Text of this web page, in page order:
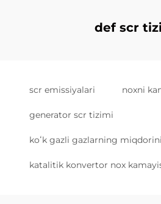
def scr
scr emissiyalari noxni
generator scr tizimi
koʻk gazli gazlarning
katalitik konvertor nox